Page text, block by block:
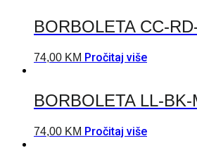
BORBOLETA CC-
74,00 KM Pročitaj više
BORBOLETA LL-BK-
74,00 KM Pročitaj više